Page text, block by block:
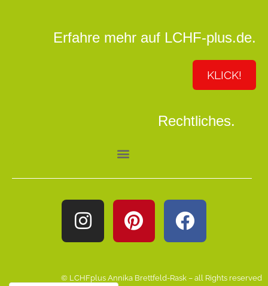
Erfahre mehr auf LCHF-plus.de.
KLICK!
Rechtliches.
© LCHFplus Annika Brettfeld-Rask – all Rights reserved